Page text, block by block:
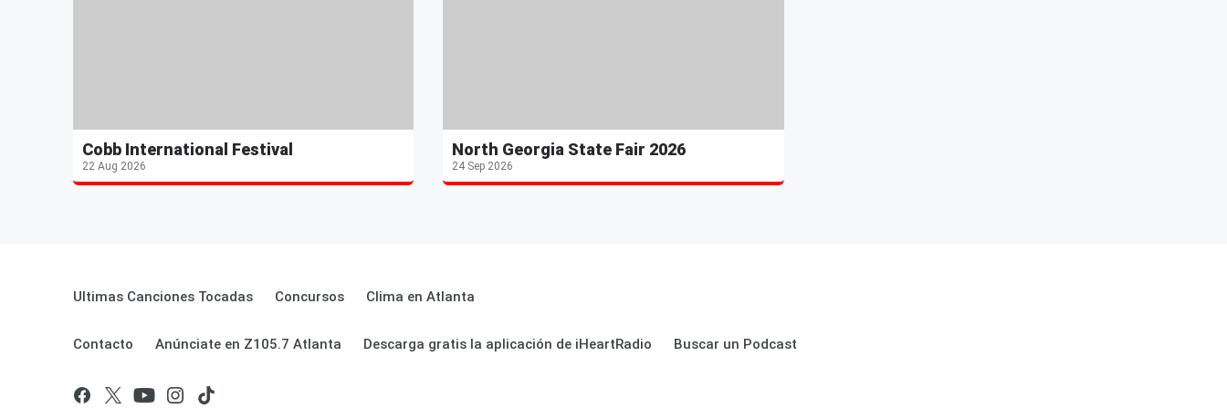
Cobb International Festival
22 Aug 2026
North Georgia State Fair 2026
24 Sep 2026
Ultimas Canciones Tocadas Concursos Clima en Atlanta
Contacto Anúnciate en Z105.7 Atlanta Descarga gratis la aplicación de iHeartRadio Buscar un Podcast